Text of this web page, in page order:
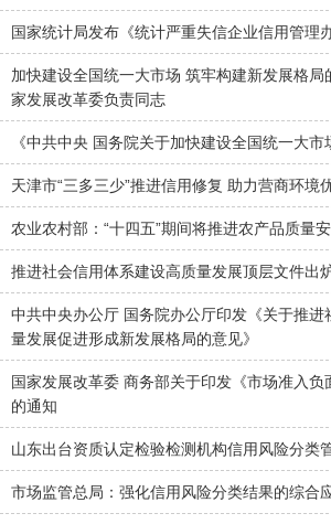
国家统计局发布《统计严重失信企业信用管理办
加快建设全国统一大市场 筑牢构建新发展格
家发展改革委负责同志
《中共中央 国务院关于加快建设全国统一大
天津市“三多三少”推进信用修复 助力营商环境
农业农村部：“十四五”期间将推进农产品质量
推进社会信用体系建设高质量发展顶层文件出
中共中央办公厅 国务院办公厅印发《关于推进
量发展促进形成新发展格局的意见》
国家发展改革委 商务部关于印发《市场准入负
的通知
山东出台资质认定检验检测机构信用风险分类
市场监管总局：强化信用风险分类结果的综合